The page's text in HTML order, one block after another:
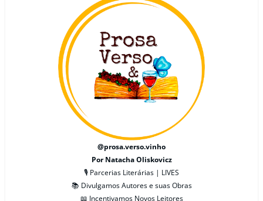
@prosa.verso.vinho
Por Natacha Oliskovicz
🎙 Parcerias Literárias | LIVES
📚 Divulgamos Autores e suas Obras
📖 Incentivamos Novos Leitores